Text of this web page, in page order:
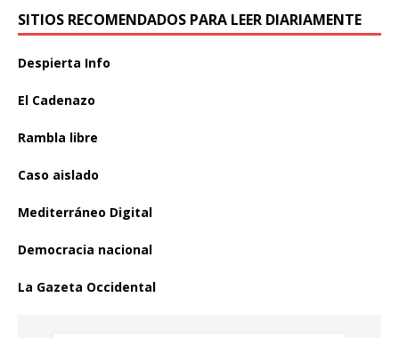
SITIOS RECOMENDADOS PARA LEER DIARIAMENTE
Despierta Info
El Cadenazo
Rambla libre
Caso aislado
Mediterráneo Digital
Democracia nacional
La Gazeta Occidental